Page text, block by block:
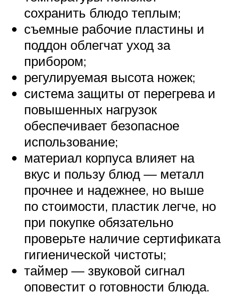
сохранить блюдо теплым;
съемные рабочие пластины и
поддон облегчат уход за
прибором;
регулируемая высота ножек;
система защиты от перегрева и
повышенных нагрузок
обеспечивает безопасное
использование;
материал корпуса влияет на
вкус и пользу блюд — металл
прочнее и надежнее, но выше
по стоимости, пластик легче, но
при покупке обязательно
проверьте наличие сертификата
гигиенической чистоты;
таймер — звуковой сигнал
оповестит о готовности блюда.